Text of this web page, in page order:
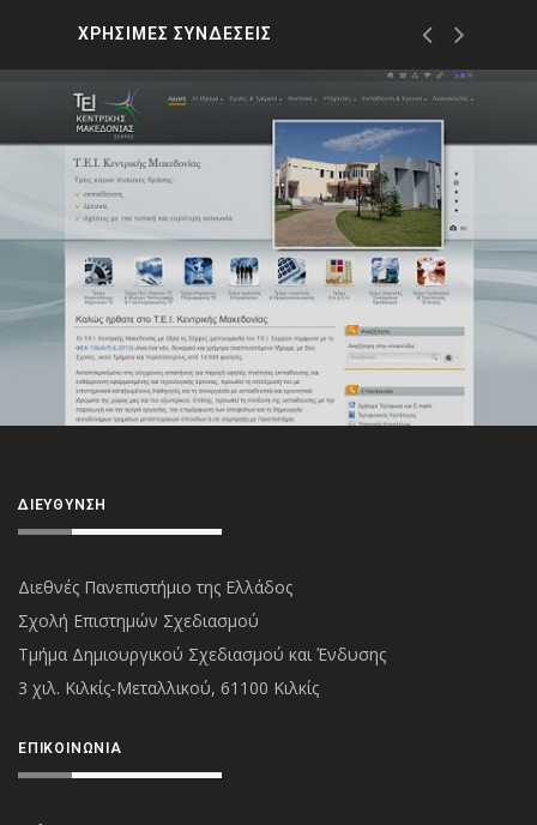
ΧΡΗΣΙΜΕΣ ΣΥΝΔΕΣΕΙΣ
ΔΙΕΎΘΥΝΣΗ
Διεθνές Πανεπιστήμιο της Ελλάδος
Σχολή Επιστημών Σχεδιασμού
Τμήμα Δημιουργικού Σχεδιασμού και Ένδυσης
3 χιλ. Κιλκίς-Μεταλλικού, 61100 Κιλκίς
ΕΠΙΚΟΙΝΩΝΊΑ